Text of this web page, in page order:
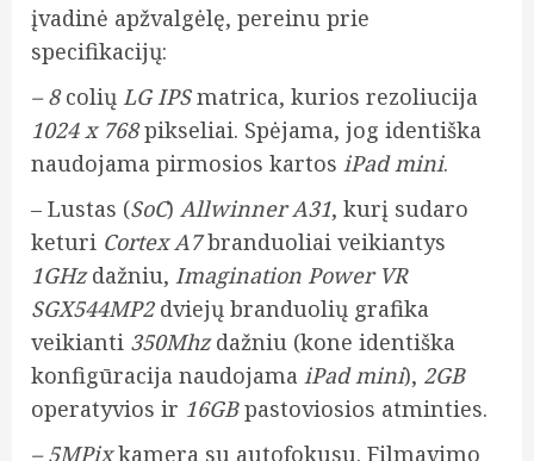
įvadinė apžvalgėlę, pereinu prie
specifikacijų:
– 8colių LG IPSmatrica, kurios rezoliucija
1024 x 768pikseliai. Spėjama, jog identiška
naudojama pirmosios kartos iPad mini.
– Lustas (SoC) Allwinner A31, kurį sudaro
keturi Cortex A7branduoliai veikiantys
1GHzdažniu, Imagination Power VR
SGX544MP2dviejų branduolių grafika
veikianti 350Mhzdažniu (kone identiška
konfigūracija naudojama iPad mini), 2GB
operatyvios ir 16GBpastoviosios atminties.
– 5MPixkamera su autofokusu. Filmavimo